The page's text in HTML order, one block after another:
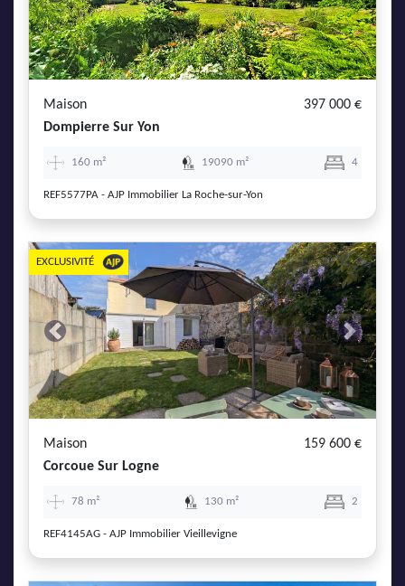
Maison
397 000 €
Dompierre Sur Yon
160 m² 19090 m² 4
REF5577PA - AJP Immobilier La Roche-sur-Yon
Previous Next
EXCLUSIVITÉ
Maison
159 600 €
Corcoue Sur Logne
78 m² 130 m² 2
REF4145AG - AJP Immobilier Vieillevigne